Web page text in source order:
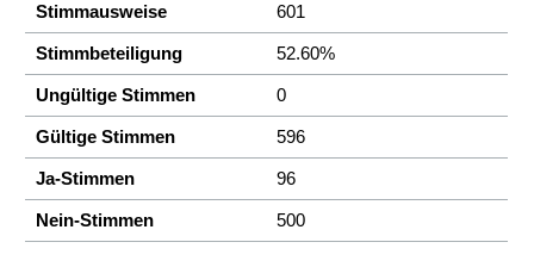
Stimmausweise 601
Stimmbeteiligung 52.60%
Ungültige Stimmen 0
Gültige Stimmen 596
Ja-Stimmen 96
Nein-Stimmen 500